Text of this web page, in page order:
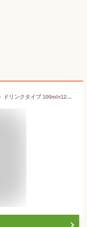
雪印メグミルク 乳酸菌ヘルベヨーグルト ドリンクタイプ 100ml×12個 送料無料 ヨーグルト飲料 のむヨーグルト 目 鼻 花粉症 チルド クール便 要冷蔵